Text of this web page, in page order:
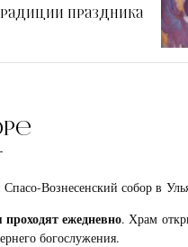
праздника
Вознесенский собор в
проходят ежедневно. Храм
богослужения.